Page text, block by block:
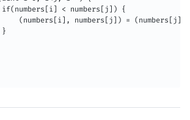
< numbers[j]) {
(numbers[i], numbers[j]) = (numbers[j],
}